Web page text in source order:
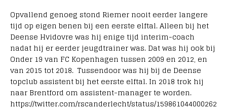
Opvallend genoeg stond Riemer nooit eerder langere
tijd op eigen benen bij een eerste elftal. Alleen bij het
Deense Hvidovre was hij enige tijd interim-coach
nadat hij er eerder jeugdtrainer was. Dat was hij ook bij
Onder 19 van FC Kopenhagen tussen 2009 en 2012, en
van 2015 tot 2018. Tussendoor was hij bij de Deense
topclub assistent bij het eerste elftal. In 2018 trok hij
naar Brentford om assistent-manager te worden.
https://twitter.com/rscanderlecht/status/159861044000262